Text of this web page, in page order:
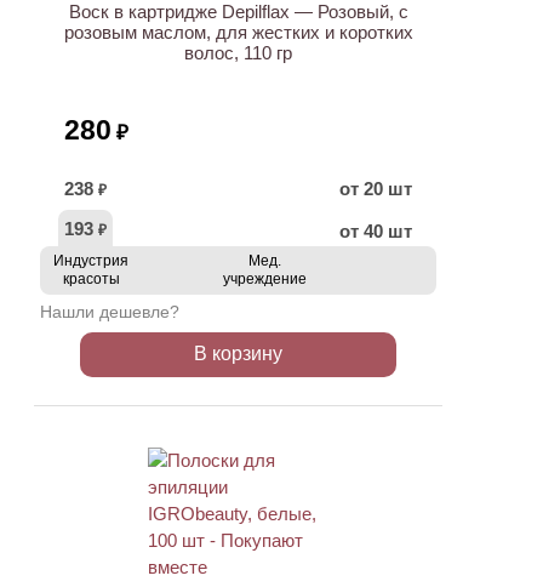
Воск в картридже Depilflax — Розовый, с
розовым маслом, для жестких и коротких
волос, 110 гр
280 ₽
238 ₽
от 20 шт
193 ₽ от 40 шт
Индустрия
красоты
Мед.
учреждение
Нашли дешевле?
В корзину